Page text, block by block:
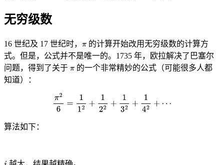
无穷级数
16 世纪及 17 世纪时，
的计算开始改用无穷级数的计算方
式。但是，公式并不是唯一的。1735 年，欧拉解决了巴塞尔
问题，得到了关于
的一个非常精妙的公式（可能很多人都
知道）：
算法如下：